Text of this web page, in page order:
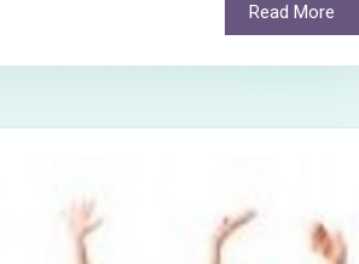
Read More